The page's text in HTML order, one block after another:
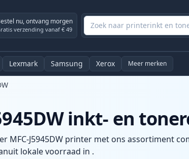
nu, ontvang morgen
verzending vanaf € 49
Lexmark Samsung Xerox Meer merken
inkt- en
MFC-J5945DW printer met ons assortiment
lokale voorraad in .